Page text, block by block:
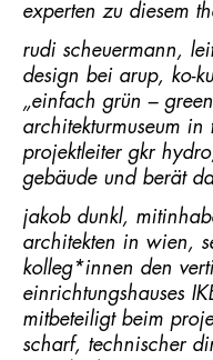
experten zu diesem
rudi scheuermann,
design bei arup, ko-
„einfach grün –
architekturmuseum
projektleiter gkr
gebäude und berät
jakob dunkl,
architekten in wien,
kolleg*innen den
einrichtungshauses
mitbeteiligt beim
scharf, technischer